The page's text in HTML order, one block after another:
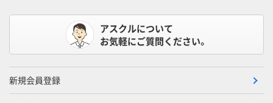
アスクルについて
お気軽にご質問ください。
新規会員登録